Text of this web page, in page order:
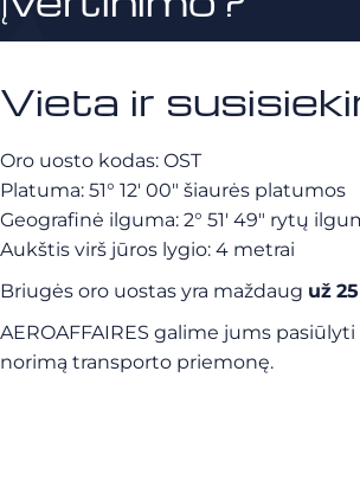
Vieta ir
Oro uosto kodas: OST
Platuma: 51° 12′ 00″ šiaurės platumos
Geografinė ilguma: 2° 51′ 49″ rytų
Aukštis virš jūros lygio: 4 metrai
Briugės oro uostas yra maždaug už 25
AEROAFFAIRES galime jums
norimą transporto priemonę.